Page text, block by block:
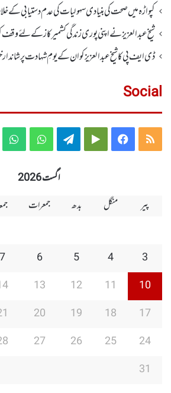
کپواڑہ میں صحت کی بنیادی سہولیات کی عدم دستیابی کے
شیخ عبدالعزیز نے اپنی پوری زندگی کشمیر کاز کے لئے
ڈی ایف پی کا شیخ عبدالعزیزکوان کے یومِ شہادت پر
Social
RSS
Facebook
Google
Telegram
اگست 2026
پیر
منگل بدھ جمعرات
3
4
5
6
7
10
11
12
13
17
18
19
20
24
25
26
27
31